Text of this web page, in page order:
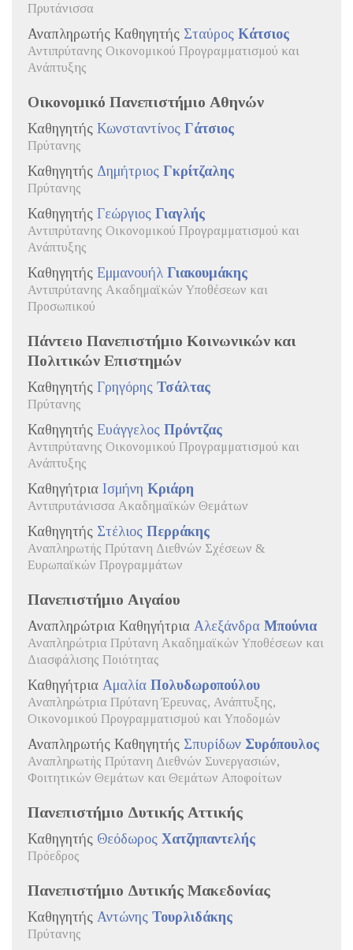
Πρυτάνισσα
Αναπληρωτής Καθηγητής Σταύρος Κάτσιος
Αντιπρύτανης Οικονομικού Προγραμματισμού και
Ανάπτυξης
Οικονομικό Πανεπιστήμιο Αθηνών
Καθηγητής Κωνσταντίνος Γάτσιος
Πρύτανης
Καθηγητής Δημήτριος Γκρίτζαλης
Πρύτανης
Καθηγητής Γεώργιος Γιαγλής
Αντιπρύτανης Οικονομικού Προγραμματισμού και
Ανάπτυξης
Καθηγητής Εμμανουήλ Γιακουμάκης
Αντιπρύτανης Ακαδημαϊκών Υποθέσεων και
Προσωπικού
Πάντειο Πανεπιστήμιο Κοινωνικών και
Πολιτικών Επιστημών
Καθηγητής Γρηγόρης Τσάλτας
Πρύτανης
Καθηγητής Ευάγγελος Πρόντζας
Αντιπρύτανης Οικονομικού Προγραμματισμού και
Ανάπτυξης
Καθηγήτρια Ισμήνη Κριάρη
Αντιπρυτάνισσα Ακαδημαϊκών Θεμάτων
Καθηγητής Στέλιος Περράκης
Αναπληρωτής Πρύτανη Διεθνών Σχέσεων &
Ευρωπαϊκών Προγραμμάτων
Πανεπιστήμιο Αιγαίου
Αναπληρώτρια Καθηγήτρια Αλεξάνδρα Μπούνια
Αναπληρώτρια Πρύτανη Ακαδημαϊκών Υποθέσεων και
Διασφάλισης Ποιότητας
Καθηγήτρια Αμαλία Πολυδωροπούλου
Αναπληρώτρια Πρύτανη Έρευνας, Ανάπτυξης,
Οικονομικού Προγραμματισμού και Υποδομών
Αναπληρωτής Καθηγητής Σπυρίδων Συρόπουλος
Αναπληρωτής Πρύτανη Διεθνών Συνεργασιών,
Φοιτητικών Θεμάτων και Θεμάτων Αποφοίτων
Πανεπιστήμιο Δυτικής Αττικής
Καθηγητής Θεόδωρος Χατζηπαντελής
Πρόεδρος
Πανεπιστήμιο Δυτικής Μακεδονίας
Καθηγητής Αντώνης Τουρλιδάκης
Πρύτανης